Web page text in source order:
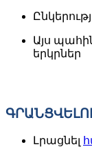
Այս
երկրներ
Լրացնել